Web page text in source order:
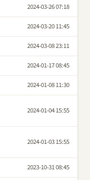
2024-03-26 07:18
2024-03-20 11:45
2024-03-08 23:11
2024-01-17 08:45
2024-01-08 11:30
2024-01-04 15:55
2024-01-03 15:55
2023-10-31 08:45